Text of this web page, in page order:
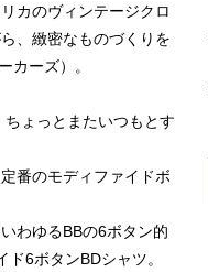
カのヴィンテージクロ
、緻密なものづくりを
カーズ）。
ょっとまたいつもとす
番のモディファイドボ
わゆるBBの6ボタン的
6ボタンBDシャツ。